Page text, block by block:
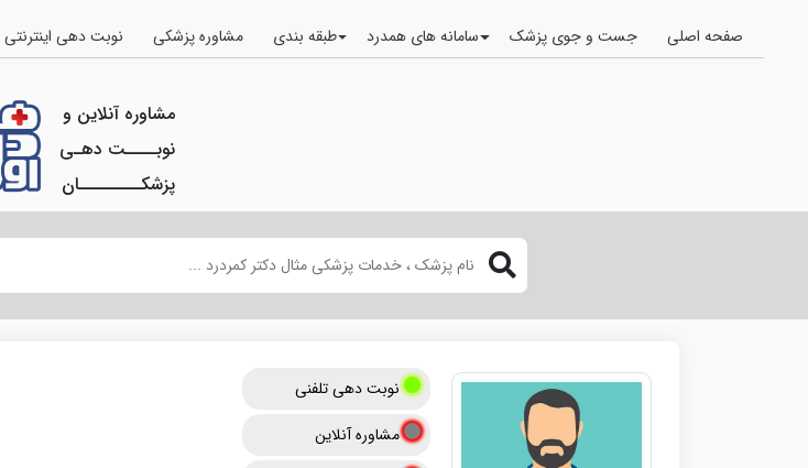
صفحه اصلی جست و جوی پزشک سامانه های همدرد طبقه بندی مشاوره پزشکی نوبت دهی اینترنتی
مشاوره آنلاین و
نوبــــت دهـی
پزشکــــــــان
نوبت دهی تلفنی
مشاوره آنلاین